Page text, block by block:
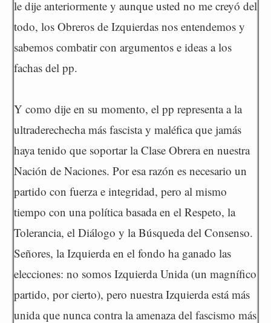
le dije anteriormente y aunque usted no me creyó del
todo, los Obreros de Izquierdas nos entendemos y
sabemos combatir con argumentos e ideas a los
fachas del pp.
Y como dije en su momento, el pp representa a la
ultraderechecha más fascista y maléfica que jamás
haya tenido que soportar la Clase Obrera en nuestra
Nación de Naciones. Por esa razón es necesario un
partido con fuerza e integridad, pero al mismo
tiempo con una política basada en el Respeto, la
Tolerancia, el Diálogo y la Búsqueda del Consenso.
Señores, la Izquierda en el fondo ha ganado las
elecciones: no somos Izquierda Unida (un magnífico
partido, por cierto), pero nuestra Izquierda está más
unida que nunca contra la amenaza del fascismo más